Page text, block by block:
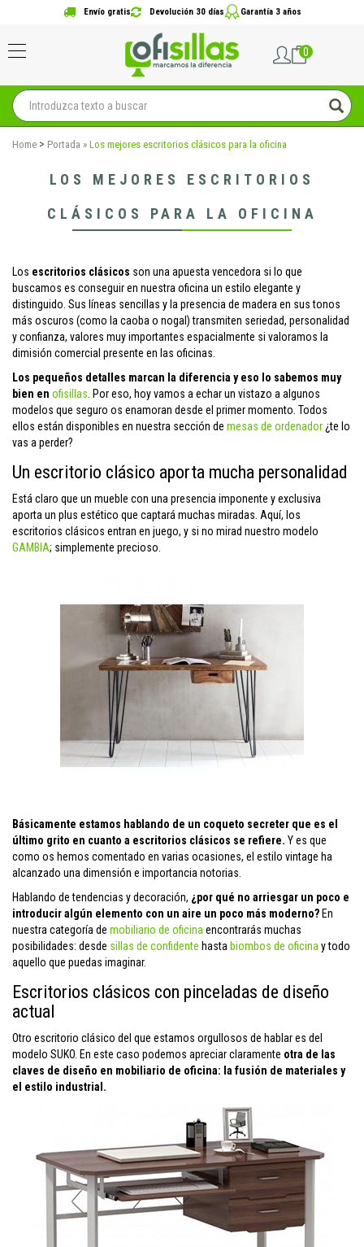
Envío gratis Devolución 30 días Garantía 3 años
0
Home > Portada » Los mejores escritorios clásicos para la oficina
LOS MEJORES ESCRITORIOS
CLÁSICOS PARA LA OFICINA
Los escritorios clásicos son una apuesta vencedora si lo que
buscamos es conseguir en nuestra oficina un estilo elegante y
distinguido. Sus líneas sencillas y la presencia de madera en sus tonos
más oscuros (como la caoba o nogal) transmiten seriedad, personalidad
y confianza, valores muy importantes espacialmente si valoramos la
dimisión comercial presente en las oficinas.
Los pequeños detalles marcan la diferencia y eso lo sabemos muy
bien en ofisillas . Por eso, hoy vamos a echar un vistazo a algunos
modelos que seguro os enamoran desde el primer momento. Todos
ellos están disponibles en nuestra sección de mesas de ordenador ¿te lo
vas a perder?
Un escritorio clásico aporta mucha personalidad
Está claro que un mueble con una presencia imponente y exclusiva
aporta un plus estético que captará muchas miradas. Aquí, los
escritorios clásicos entran en juego, y si no mirad nuestro modelo
GAMBIA; simplemente precioso.
Básicamente estamos hablando de un coqueto secreter que es el
último grito en cuanto a escritorios clásicos se refiere. Y es que
como os hemos comentado en varias ocasiones, el estilo vintage ha
alcanzado una dimensión e importancia notorias.
Hablando de tendencias y decoración, ¿por qué no arriesgar un poco e
introducir algún elemento con un aire un poco más moderno? En
nuestra categoría de mobiliario de oficina encontrarás muchas
posibilidades: desde sillas de confidente hasta biombos de oficina y todo
aquello que puedas imaginar.
Escritorios clásicos con pinceladas de diseño
actual
Otro escritorio clásico del que estamos orgullosos de hablar es del
modelo SUKO. En este caso podemos apreciar claramente otra de las
claves de diseño en mobiliario de oficina: la fusión de materiales y
el estilo industrial.